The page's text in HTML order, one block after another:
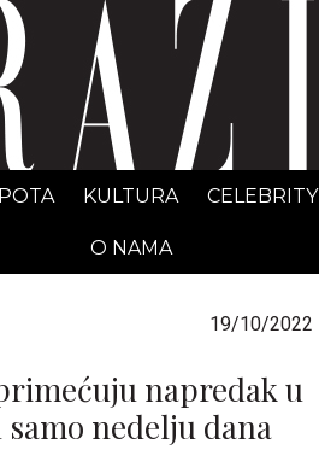
GRAZIA Srbija
KULTURA CELEBRITY
O NAMA
19/10/2022
napredak u
nedelju dana